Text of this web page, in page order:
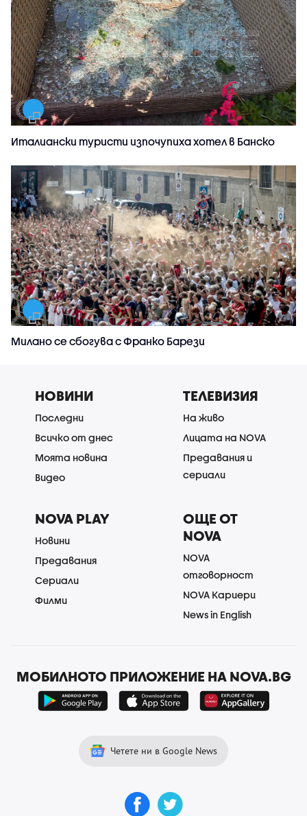
Италиански туристи изпочупиха хотел в Банско
Милано се сбогува с Франко Барези
НОВИНИ
Последни
Всичко от днес
Моята новина
Видео
ТЕЛЕВИЗИЯ
На живо
Лицата на NOVA
Предавания и
сериали
NOVA PLAY
Новини
Предавания
Сериали
Филми
ОЩЕ ОТ
NOVA
NOVA
отговорност
NOVA Кариери
News in English
МОБИЛНОТО ПРИЛОЖЕНИЕ НА NOVA.BG
Четете ни в Google News